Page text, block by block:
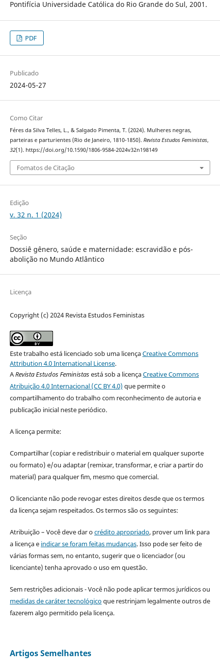
Pontifícia Universidade Católica do Rio Grande do Sul, 2001.
PDF
Publicado
2024-05-27
Como Citar
Féres da Silva Telles, L., & Salgado Pimenta, T. (2024). Mulheres negras,
parteiras e parturientes (Rio de Janeiro, 1810-1850). Revista Estudos Feministas,
32(1). https://doi.org/10.1590/1806-9584-2024v32n198149
Fomatos de Citação
Edição
v. 32 n. 1 (2024)
Seção
Dossiê gênero, saúde e maternidade: escravidão e pós-
abolição no Mundo Atlântico
Licença
Copyright (c) 2024 Revista Estudos Feministas
Este trabalho está licenciado sob uma licençaCreative Commons
Attribution 4.0 International License.
ARevista Estudos Feministasestá sob a licençaCreative Commons
Atribuição 4.0 Internacional (CC BY 4.0) que permite o
compartilhamento do trabalho com reconhecimento de autoria e
publicação inicial neste periódico.
A licença permite:
Compartilhar (copiar e redistribuir o material em qualquer suporte
ou formato) e/ou adaptar (remixar, transformar, e criar a partir do
material) para qualquer fim, mesmo que comercial.
O licenciante não pode revogar estes direitos desde que os termos
da licença sejam respeitados. Os termos são os seguintes:
Atribuição – Você deve dar ocrédito apropriado, prover um link para
a licença e indicar se foram feitas mudanças. Isso pode ser feito de
várias formas sem, no entanto, sugerir que o licenciador (ou
licenciante) tenha aprovado o uso em questão.
Sem restrições adicionais - Você não pode aplicar termos jurídicos ou
medidas de caráter tecnológicoque restrinjam legalmente outros de
fazerem algo permitido pela licença.
Artigos Semelhantes